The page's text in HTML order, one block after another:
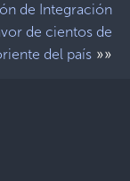
de Integración
de cientos de
del país »»